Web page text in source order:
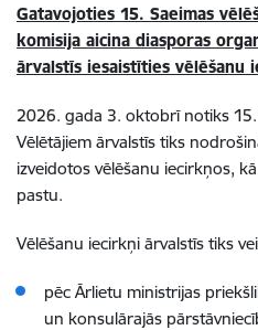
Gatavojoties 15. Saeimas
komisija aicina diasporas
ārvalstīs iesaistīties vēlēšanu
2026. gada 3. oktobrī notiks 15.
Vēlētājiem ārvalstīs tiks
izveidotos vēlēšanu iecirkņos,
pastu.
Vēlēšanu iecirkņi ārvalstīs tiks
pēc Ārlietu ministrijas
un konsulārajās